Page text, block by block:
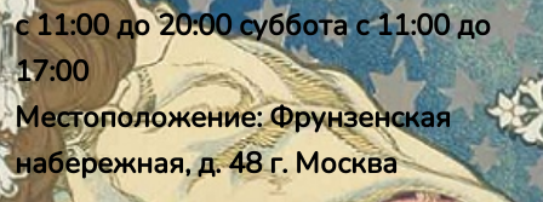
с 11:00 до 20:00 суббота с 11:00 до
17:00
Местоположение: Фрунзенская
набережная, д. 48 г. Москва